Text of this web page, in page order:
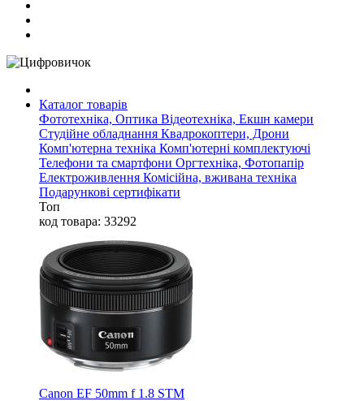
Каталог товарів
Фототехніка, Оптика Відеотехніка, Екшн камери
Студійне обладнання Квадрокоптери, Дрони
Комп'ютерна техніка Комп'ютерні комплектуючі
Телефони та смартфони Оргтехніка, Фотопапір
Електроживлення Комісійна, вживана техніка
Подарункові сертифікати
Топ
код товара: 33292
Canon EF 50mm f 1.8 STM